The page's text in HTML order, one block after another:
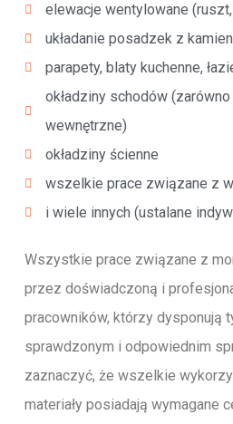
elewacje wentylowane
układanie posadzek z
parapety, blaty kuchenne,
okładziny schodów
wewnętrzne)
okładziny ścienne
wszelkie prace związane z
i wiele innych (ustalane
Wszystkie prace związane z
przez doświadczoną i
pracowników, którzy dysponują
sprawdzonym i odpowiednim
zaznaczyć, że wszelkie
materiały posiadają wymagane